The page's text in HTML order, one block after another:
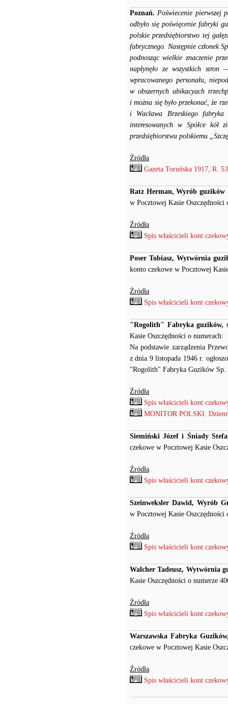
Poznań. Poświecenie pierwszej
odbyło się poświęcenie fabryki
polskie przedsiębiorstwo tej
fabrycznego. Następnie członek
podnosząc wielkie znaczenie
napłynęło ze wszystkich
wpracowanego personału,
w obszernych ubikacyach
i można się było przekonać, że
i Wacława Brzeskiego
interesowanych w Spółce kół
przedsiębiorstwu polskiemu
Źródła
Gazeta Toruńska 1917, R.
Ratz Herman, Wyrób guzików
w Pocztowej Kasie Oszczędności
Źródła
Spis właścicieli kont
Poser Tobiasz, Wytwórnia
konto czekowe w Pocztowej
Źródła
Spis właścicieli kont
"Rogolith" Fabryka guzików,
Kasie Oszczędności o
Na podstawie zarządzenia
z dnia 9 listopada 1946 r.
"Rogolith" Fabryka Guzików Sp.
Źródła
Spis właścicieli kont
MONITOR POLSKI.
Siemiński Józef i Śniady
czekowe w Pocztowej Kasie
Źródła
Spis właścicieli kont
Szeinweksler Dawid, Wyrób
w Pocztowej Kasie Oszczędności
Źródła
Spis właścicieli kont
Walcher Tadeusz, Wytwórnia
Kasie Oszczędności o numerze
Źródła
Spis właścicieli kont
Warszawska Fabryka
czekowe w Pocztowej Kasie
Źródła
Spis właścicieli kont